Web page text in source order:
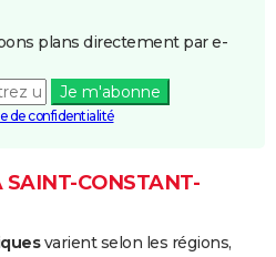
plans directement par e-
Je m'abonne
de confidentialité
SAINT-CONSTANT-
varient selon les régions,